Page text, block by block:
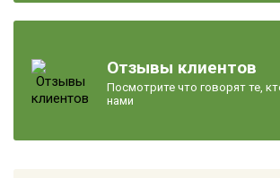
Отзывы клиентов
Посмотрите что говорят те,
нами